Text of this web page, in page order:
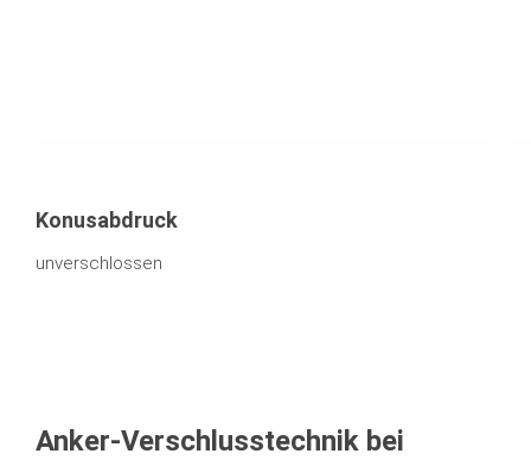
Konusabdruck
unverschlossen
Anker-Verschlusstechnik bei